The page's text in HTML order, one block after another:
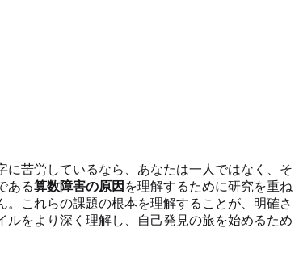
苦労しているなら、あなたは一人ではなく、そ
ある算数障害の原因 を理解するために研究を重ね
これらの課題の根本を理解することが、明確さ
をより深く理解し、自己発見の旅を始めるため